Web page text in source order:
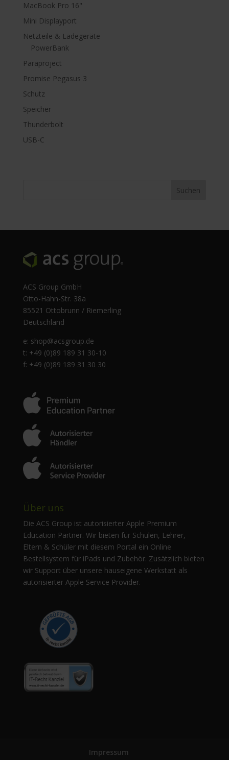
MacBook Pro 16"
Mini Displayport
Netzteile & Ladegeräte
PowerBank
Paraproject
Promise Pegasus 3
Schutz
Speicher
Thunderbolt
USB-C
ACS Group GmbH
Otto-Hahn-Str. 38a
85521 Ottobrunn / Riemerling
Deutschland
e: shop@acsgroup.de
t: +49 (0)89 189 31 30-10
f: +49 (0)89 189 31 30 30
Über uns
Die ACS Group ist autorisierter Apple Premium
Education Partner. Wir bieten für Schulen, Lehrer,
Eltern & Schüler mit diesem Portal ein Online
Bestellsystem für iPads und Zubehör. Zusätzlich bieten
wir Support über unsere hauseigene Werkstatt als
autorisierter Apple Service Provider.
Impressum